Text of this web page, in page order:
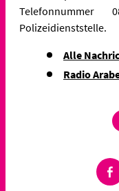
Telefonnummer
Polizeidienststelle.
Alle
Radio